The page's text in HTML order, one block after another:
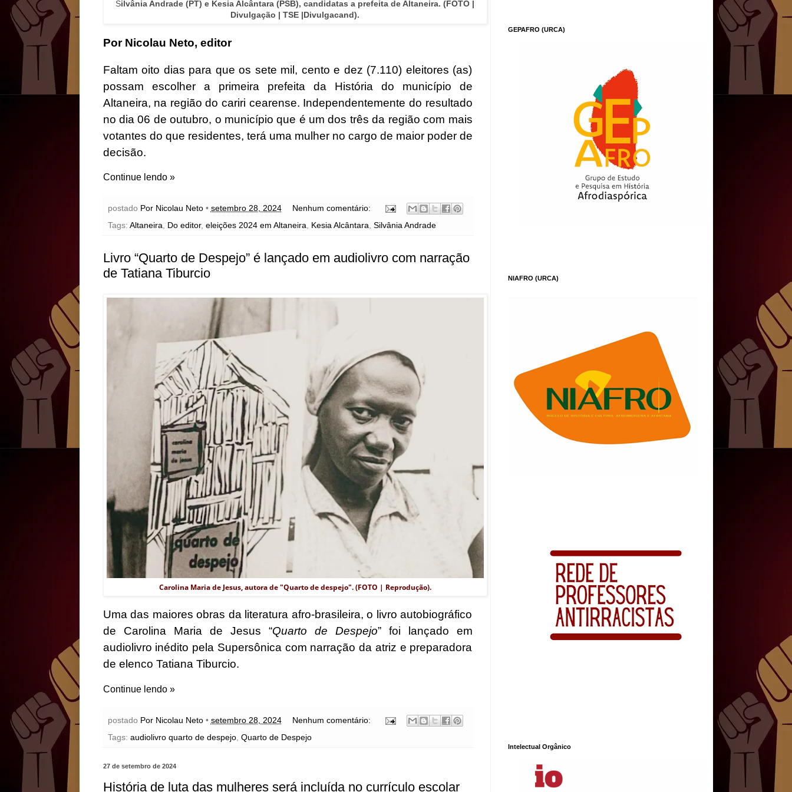
Silvânia Andrade (PT) e Kesia Alcântara (PSB), candidatas a prefeita de Altaneira. (FOTO |
Divulgação | TSE |Divulgacand).
Por Nicolau Neto, editor
Faltam oito dias para que os sete mil, cento e dez (7.110) eleitores (as)
possam escolher a primeira prefeita da História do município de
Altaneira, na região do cariri cearense. Independentemente do resultado
no dia 06 de outubro, o município que é um dos três da região com mais
votantes do que residentes, terá uma mulher no cargo de maior poder de
decisão.
Continue lendo »
postado Por Nicolau Neto • setembro 28, 2024
Nenhum comentário:
Tags: Altaneira, Do editor, eleições 2024 em Altaneira, Kesia Alcântara, Silvânia Andrade
Livro “Quarto de Despejo” é lançado em audiolivro com narração
de Tatiana Tiburcio
Carolina Maria de Jesus, autora de "Quarto de despejo". (FOTO | Reprodução).
Uma das maiores obras da literatura afro-brasileira, o livro autobiográfico
de Carolina Maria de Jesus “Quarto de Despejo” foi lançado em
audiolivro inédito pela Supersônica com narração da atriz e preparadora
de elenco Tatiana Tiburcio.
Continue lendo »
postado Por Nicolau Neto • setembro 28, 2024
Nenhum comentário:
Tags: audiolivro quarto de despejo, Quarto de Despejo
27 de setembro de 2024
História de luta das mulheres será incluída no currículo escolar
GEPAFRO (URCA)
NIAFRO (URCA)
Intelectual Orgânico